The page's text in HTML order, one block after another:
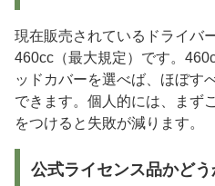
現在販売されているドライバ
460cc（最大規定）です。
ッドカバーを選べば、ほぼす
できます。個人的には、まず
をつけると失敗が減ります。
公式ライセンス品かど